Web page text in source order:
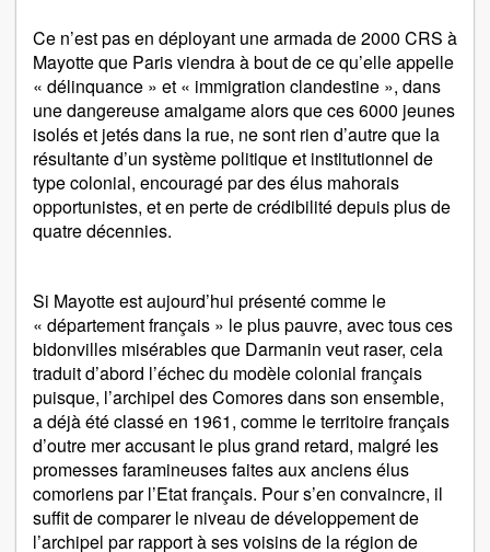
Ce n’est pas en déployant une armada de 2000 CRS à
Mayotte que Paris viendra à bout de ce qu’elle appelle
« délinquance » et « immigration clandestine », dans
une dangereuse amalgame alors que ces 6000 jeunes
isolés et jetés dans la rue, ne sont rien d’autre que la
résultante d’un système politique et institutionnel de
type colonial, encouragé par des élus mahorais
opportunistes, et en perte de crédibilité depuis plus de
quatre décennies.
Si Mayotte est aujourd’hui présenté comme le
« département français » le plus pauvre, avec tous ces
bidonvilles misérables que Darmanin veut raser, cela
traduit d’abord l’échec du modèle colonial français
puisque, l’archipel des Comores dans son ensemble,
a déjà été classé en 1961, comme le territoire français
d’outre mer accusant le plus grand retard, malgré les
promesses faramineuses faites aux anciens élus
comoriens par l’Etat français. Pour s’en convaincre, il
suffit de comparer le niveau de développement de
l’archipel par rapport à ses voisins de la région de